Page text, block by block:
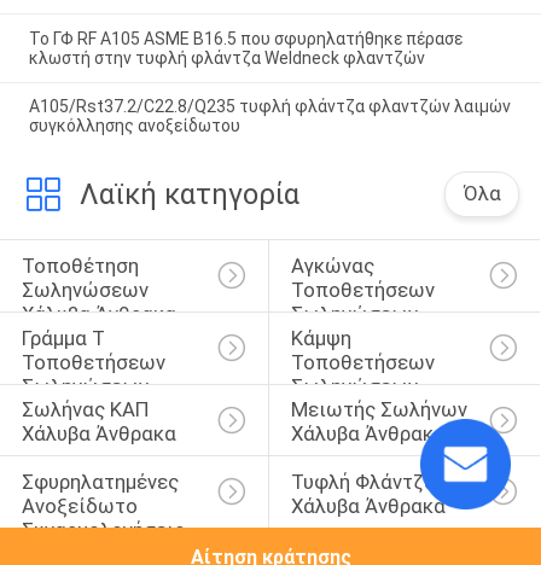
Το ΓΦ RF A105 ASME B16.5 που σφυρηλατήθηκε πέρασε
κλωστή στην τυφλή φλάντζα Weldneck φλαντζών
A105/Rst37.2/C22.8/Q235 τυφλή φλάντζα φλαντζών λαιμών
συγκόλλησης ανοξείδωτου
Λαϊκή κατηγορία Όλα
Τοποθέτηση
Σωληνώσεων
Χάλυβα Άνθρακα
Αγκώνας
Τοποθετήσεων
Σωληνώσεων
Γράμμα Τ
Τοποθετήσεων
Σωληνώσεων
Κάμψη
Τοποθετήσεων
Σωληνώσεων
Σωλήνας ΚΑΠ
Χάλυβα Άνθρακα
Μειωτής Σωλήνων
Χάλυβα Άνθρακα
Σφυρηλατημένες
Ανοξείδωτο
Συναρμολογήσεις
Τυφλή Φλάντζα
Χάλυβα Άνθρακα
Αίτηση κράτησης